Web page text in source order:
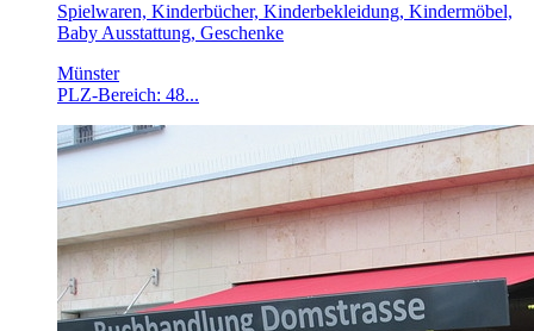
Spielwaren, Kinderbücher, Kinderbekleidung, Kindermöbel,
Baby Ausstattung, Geschenke
Münster
PLZ-Bereich: 48...